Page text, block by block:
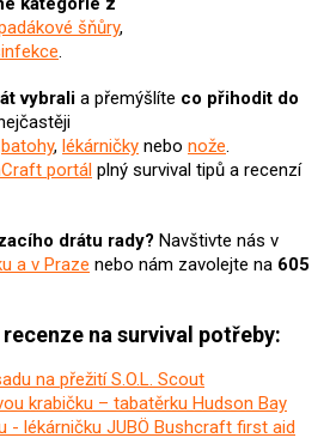
k
y
v
p
i
s
u
šňůry,
.
vybrali a přemýšlíte co přihodit do
batohy, lékárničky nebo nože.
portál plný survival tipů a recenzí
drátu rady? Navštivte nás v
a v Praze nebo nám zavolejte na 605
na survival potřeby:
na přežití S.O.L. Scout
krabičku – tabatěrku Hudson Bay
- lékárničku JUBÖ Bushcraft first aid